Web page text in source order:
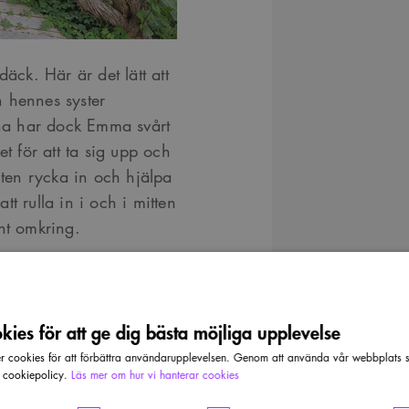
Här är det lätt att
syster
har dock Emma svårt
för att ta sig upp och
rycka in och hjälpa
rulla in i och i mitten
omkring.
Emma, men
assistans dygnet
hon, att hela tiden
inte så länge
för att ge dig bästa möjliga upplevelse
cookies för att förbättra användarupplevelsen. Genom att använda vår webbplats
Läs mer om hur vi hanterar cookies